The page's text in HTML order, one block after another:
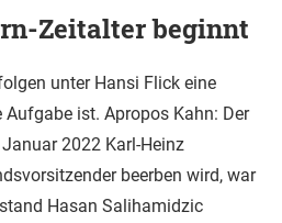
Zeitalter beginnt
unter Hansi Flick eine
ist. Apropos Kahn: Der
2022 Karl-Heinz
beerben wird, war
Hasan Salihamidzic